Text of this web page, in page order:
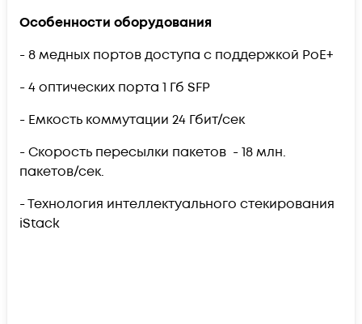
Особенности оборудования
- 8 медных портов доступа с поддержкой PoE+
- 4 оптических порта 1 Гб SFP
- Емкость коммутации 24 Гбит/сек
- Скорость пересылки пакетов - 18 млн.
пакетов/сек.
- Технология интеллектуального стекирования
iStack